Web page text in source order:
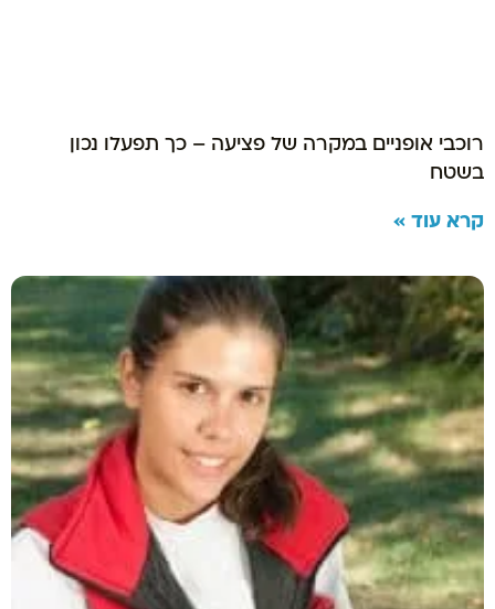
רוכבי אופניים במקרה של פציעה – כך תפעלו נכון
בשטח
קרא עוד »